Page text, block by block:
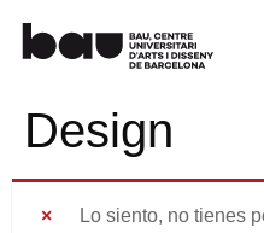
Design
Lo siento, no tienes